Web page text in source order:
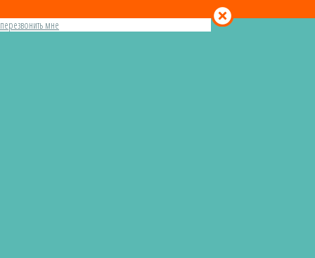
перезвонить мне